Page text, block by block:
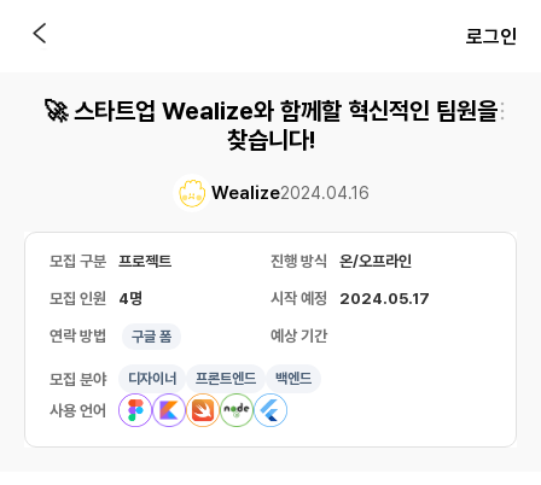
로그인
🚀 스타트업 Wealize와 함께할 혁신적인 팀원을
찾습니다!
Wealize2024.04.16
모집 구분 프로젝트 진행 방식 온/오프라인
모집 인원 4명 시작 예정 2024.05.17
연락 방법 구글 폼 예상 기간
모집 분야 디자이너 프론트엔드 백엔드
사용 언어